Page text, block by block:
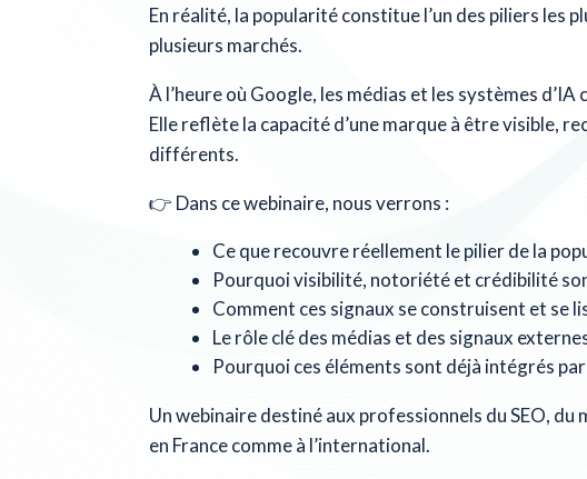
En réalité, la popularité constitue l’un des piliers les
plusieurs marchés.
À l’heure où Google, les médias et les systèmes
Elle reflète la capacité d’une marque à être visible,
différents.
👉 Dans ce webinaire, nous verrons :
Ce que recouvre réellement le pilier de la
Pourquoi visibilité, notoriété et crédibilité
Comment ces signaux se construisent et se
Le rôle clé des médias et des signaux
Pourquoi ces éléments sont déjà intégrés
Un webinaire destiné aux professionnels du SEO,
en France comme à l’international.